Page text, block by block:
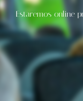
Estaremos online